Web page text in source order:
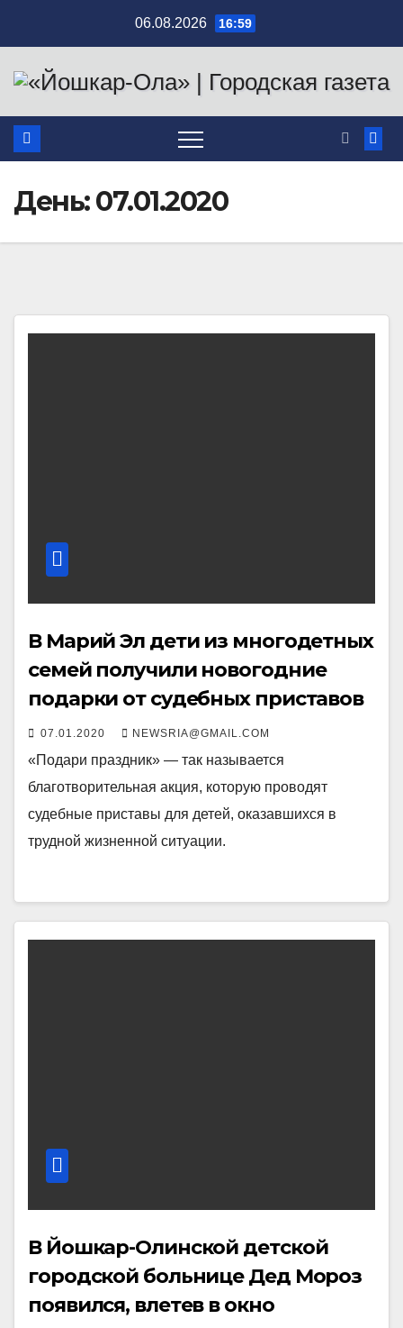
содержимому
06.08.2026 16:59
День:07.01.2020
В Марий Эл дети из многодетных
семей получили новогодние
подарки от судебных приставов
07.01.2020 NEWSRIA@GMAIL.COM
«Подари праздник» — так называется
благотворительная акция, которую проводят
судебные приставы для детей, оказавшихся в
трудной жизненной ситуации.
В Йошкар-Олинской детской
городской больнице Дед Мороз
появился, влетев в окно